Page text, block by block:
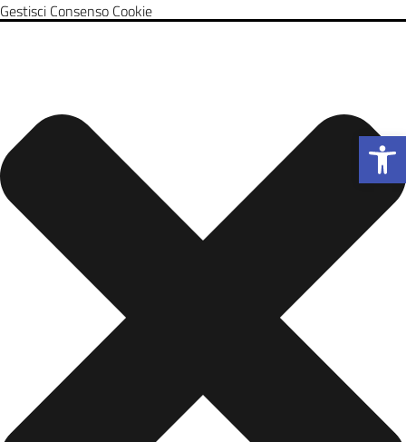
Apri la
Gestisci Consenso Cookie